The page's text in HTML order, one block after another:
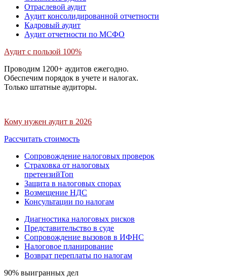
Отраслевой аудит
Аудит консолидированной отчетности
Кадровый аудит
Аудит отчетности по МСФО
Аудит с пользой 100%
Проводим 1200+ аудитов ежегодно.
Обеспечим порядок в учете и налогах.
Только штатные аудиторы.
Кому нужен аудит в 2026
Рассчитать стоимость
Сопровождение налоговых проверок
Страховка от налоговых
претензийТоп
Защита в налоговых спорах
Возмещение НДС
Консультации по налогам
Диагностика налоговых рисков
Представительство в суде
Сопровождение вызовов в ИФНС
Налоговое планирование
Возврат переплаты по налогам
90% выигранных дел